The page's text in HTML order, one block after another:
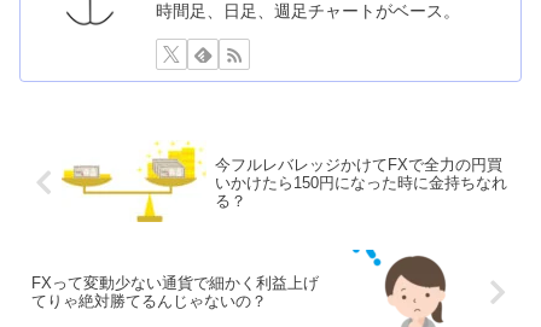
時間足、日足、週足チャートがベース。
今フルレバレッジかけてFXで全力の円買
いかけたら150円になった時に金持ちなれ
る？
FXって変動少ない通貨で細かく利益上げ
てりゃ絶対勝てるんじゃないの？